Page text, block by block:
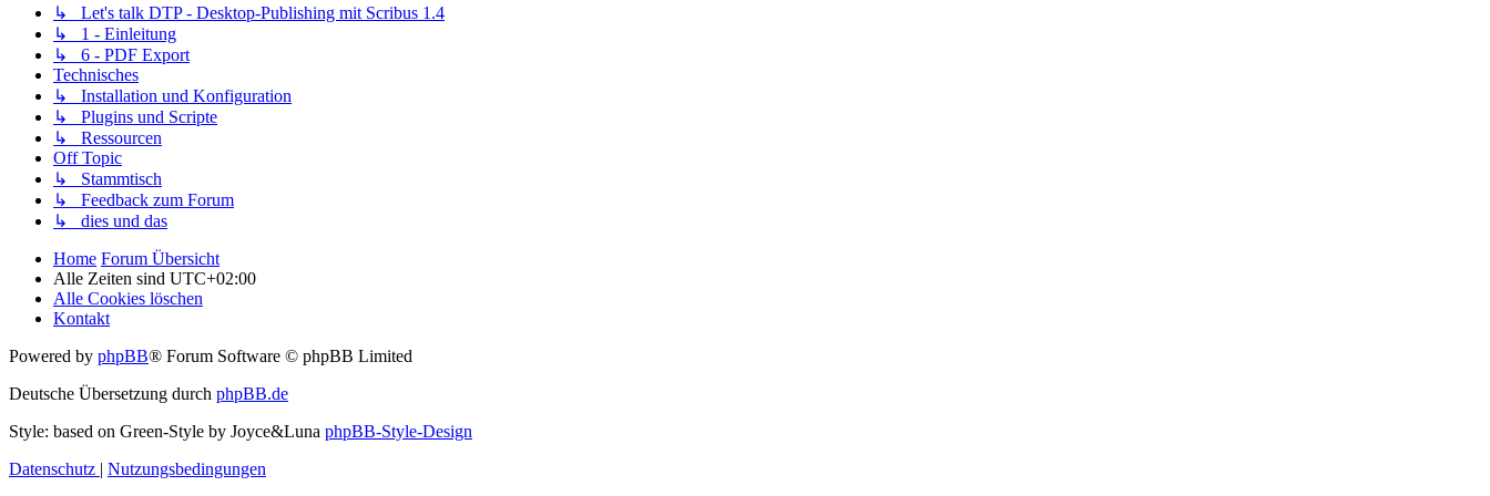
↳ Let's talk DTP - Desktop-Publishing mit Scribus 1.4
↳ 1 - Einleitung
↳ 6 - PDF Export
Technisches
↳ Installation und Konfiguration
↳ Plugins und Scripte
↳ Ressourcen
Off Topic
↳ Stammtisch
↳ Feedback zum Forum
↳ dies und das
Home Forum Übersicht
Alle Zeiten sind UTC+02:00
Alle Cookies löschen
Kontakt
Powered by phpBB® Forum Software © phpBB Limited
Deutsche Übersetzung durch phpBB.de
Style: based on Green-Style by Joyce&Luna phpBB-Style-Design
Datenschutz | Nutzungsbedingungen